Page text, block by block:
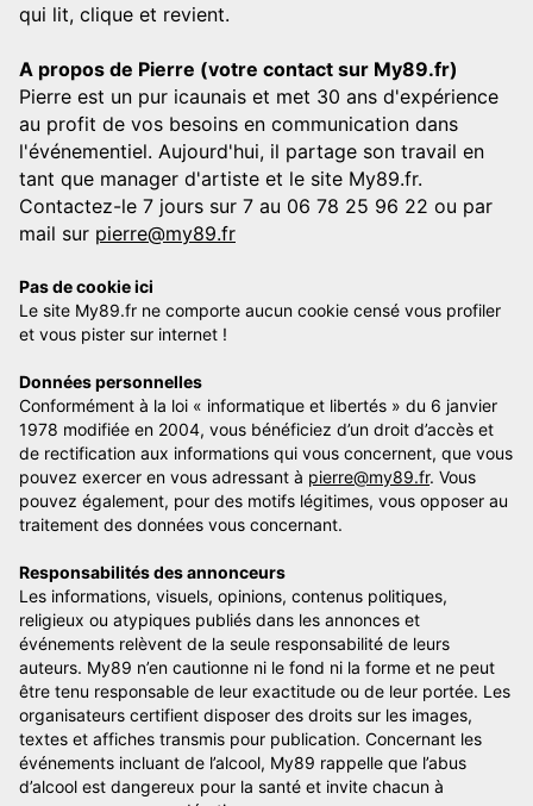
qui lit, clique et revient.
A propos de Pierre (votre contact sur My89.fr)
Pierre est un pur icaunais et met 30 ans d'expérience
au profit de vos besoins en communication dans
l'événementiel. Aujourd'hui, il partage son travail en
tant que manager d'artiste et le site My89.fr.
Contactez-le 7 jours sur 7 au 06 78 25 96 22 ou par
mail sur pierre@my89.fr
Pas de cookie ici
Le site My89.fr ne comporte aucun cookie censé vous profiler
et vous pister sur internet !
Données personnelles
Conformément à la loi « informatique et libertés » du 6 janvier
1978 modifiée en 2004, vous bénéficiez d’un droit d’accès et
de rectification aux informations qui vous concernent, que vous
pouvez exercer en vous adressant à pierre@my89.fr. Vous
pouvez également, pour des motifs légitimes, vous opposer au
traitement des données vous concernant.
Responsabilités des annonceurs
Les informations, visuels, opinions, contenus politiques,
religieux ou atypiques publiés dans les annonces et
événements relèvent de la seule responsabilité de leurs
auteurs. My89 n’en cautionne ni le fond ni la forme et ne peut
être tenu responsable de leur exactitude ou de leur portée. Les
organisateurs certifient disposer des droits sur les images,
textes et affiches transmis pour publication. Concernant les
événements incluant de l’alcool, My89 rappelle que l’abus
d’alcool est dangereux pour la santé et invite chacun à